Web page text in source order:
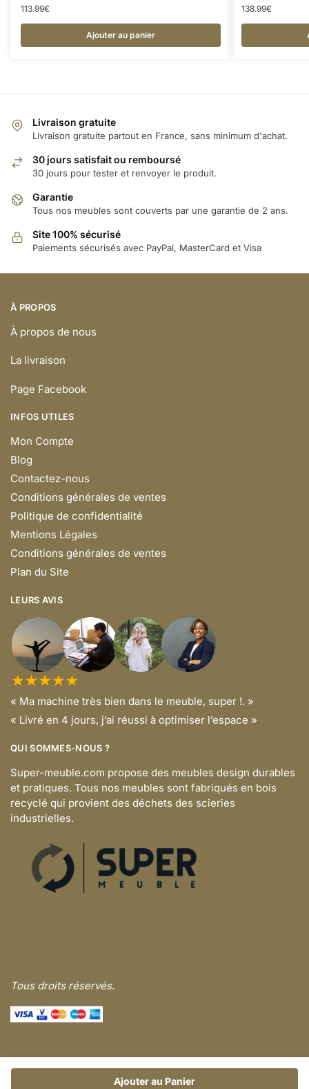
Ajouter au Panier
113.99€
Ajouter au panier
138.99€
Livraison gratuite
Livraison gratuite partout en France, sans minimum d'achat.
30 jours satisfait ou remboursé
30 jours pour tester et renvoyer le produit.
Garantie
Tous nos meubles sont couverts par une garantie de 2 ans.
Site 100% sécurisé
Paiements sécurisés avec PayPal, MasterCard et Visa
À PROPOS
À propos de nous
La livraison
Page Facebook
INFOS UTILES
Mon Compte
Blog
Contactez-nous
Conditions générales de ventes
Politique de confidentialité
Mentions Légales
Conditions générales de ventes
Plan du Site
LEURS AVIS
« Ma machine très bien dans le meuble, super !. »
« Livré en 4 jours, j’ai réussi à optimiser l’espace »
QUI SOMMES-NOUS ?
Super-meuble.com propose des meubles design durables
et pratiques. Tous nos meubles sont fabriqués en bois
recyclé qui provient des déchets des scieries
industrielles.
Tous droits réservés.